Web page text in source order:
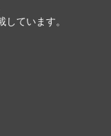
ています。